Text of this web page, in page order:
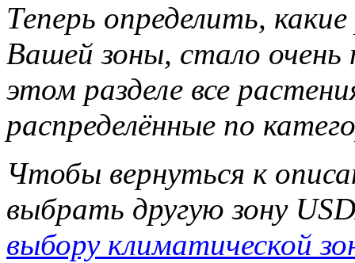
Теперь определить,
Вашей зоны, стало
этом разделе все
распределённые по
Чтобы вернуться к
выбрать другую зону
выбору климатической